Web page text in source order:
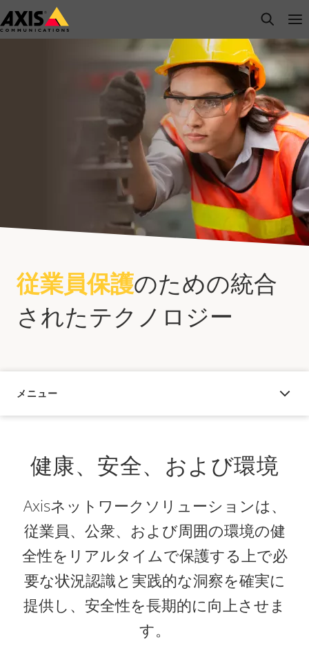
メ
イ
プ
open
従業員保護のための統合
されたテクノロジー
メニュー
概要
健康、安全、および環境
Axisネットワークソリューションは、
従業員、公衆、および周囲の環境の健
全性をリアルタイムで保護する上で必
要な状況認識と実践的な洞察を確実に
提供し、安全性を長期的に向上させま
す。